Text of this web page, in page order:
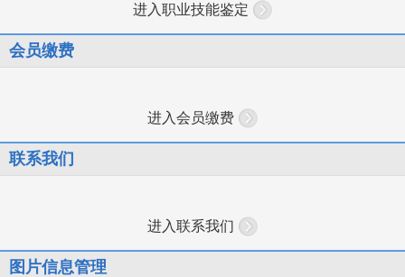
进入职业技能鉴定
会员缴费
进入会员缴费
联系我们
进入联系我们
图片信息管理